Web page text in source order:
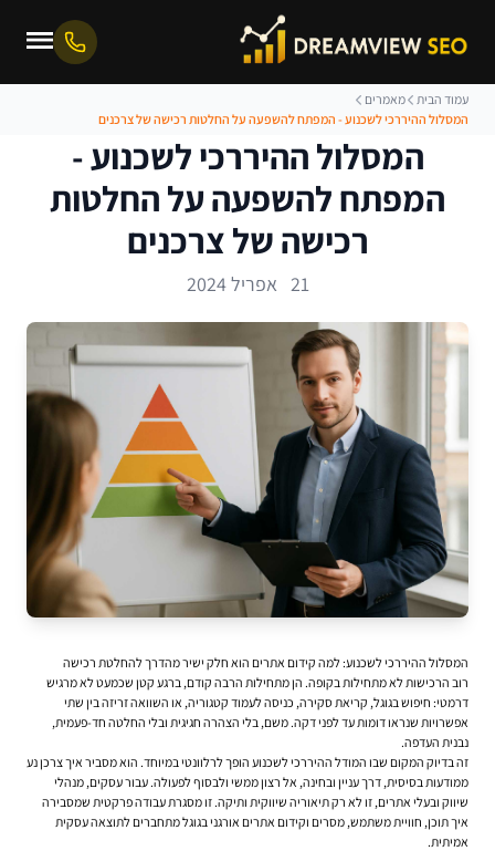
עמוד הבית
מאמרים
המסלול ההיררכי לשכנוע - המפתח להשפעה על החלטות רכישה של צרכנים
המסלול ההיררכי לשכנוע -
המפתח להשפעה על החלטות
רכישה של צרכנים
21 אפריל 2024
המסלול ההיררכי לשכנוע: למה קידום אתרים הוא חלק ישיר מהדרך להחלטת רכישה
רוב הרכישות לא מתחילות בקופה. הן מתחילות הרבה קודם, ברגע קטן שכמעט לא מרגיש
דרמטי: חיפוש בגוגל, קריאת סקירה, כניסה לעמוד קטגוריה, או השוואה זריזה בין שתי
אפשרויות שנראו דומות עד לפני דקה. משם, בלי הצהרה חגיגית ובלי החלטה חד-פעמית,
נבנית העדפה.
זה בדיוק המקום שבו המודל ההיררכי לשכנוע הופך לרלוונטי במיוחד. הוא מסביר איך צרכן נע
ממודעות בסיסית, דרך עניין ובחינה, אל רצון ממשי ולבסוף לפעולה. עבור עסקים, מנהלי
שיווק ובעלי אתרים, זו לא רק תיאוריה שיווקית ותיקה. זו מסגרת עבודה פרקטית שמסבירה
איך תוכן, חוויית משתמש, מסרים וקידום אתרים אורגני בגוגלמתחברים לתוצאה עסקית
אמיתית.